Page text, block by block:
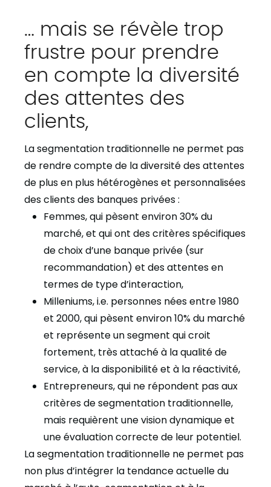
… mais se révèle trop
frustre pour prendre
en compte la diversité
des attentes des
clients,
La segmentation traditionnelle ne permet pas
de rendre compte de la diversité des attentes
de plus en plus hétérogènes et personnalisées
des clients des banques privées :
Femmes, qui pèsent environ 30% du
marché, et qui ont des critères spécifiques
de choix d’une banque privée (sur
recommandation) et des attentes en
termes de type d’interaction,
Milleniums, i.e. personnes nées entre 1980
et 2000, qui pèsent environ 10% du marché
et représente un segment qui croit
fortement, très attaché à la qualité de
service, à la disponibilité et à la réactivité,
Entrepreneurs, qui ne répondent pas aux
critères de segmentation traditionnelle,
mais requièrent une vision dynamique et
une évaluation correcte de leur potentiel.
La segmentation traditionnelle ne permet pas
non plus d’intégrer la tendance actuelle du